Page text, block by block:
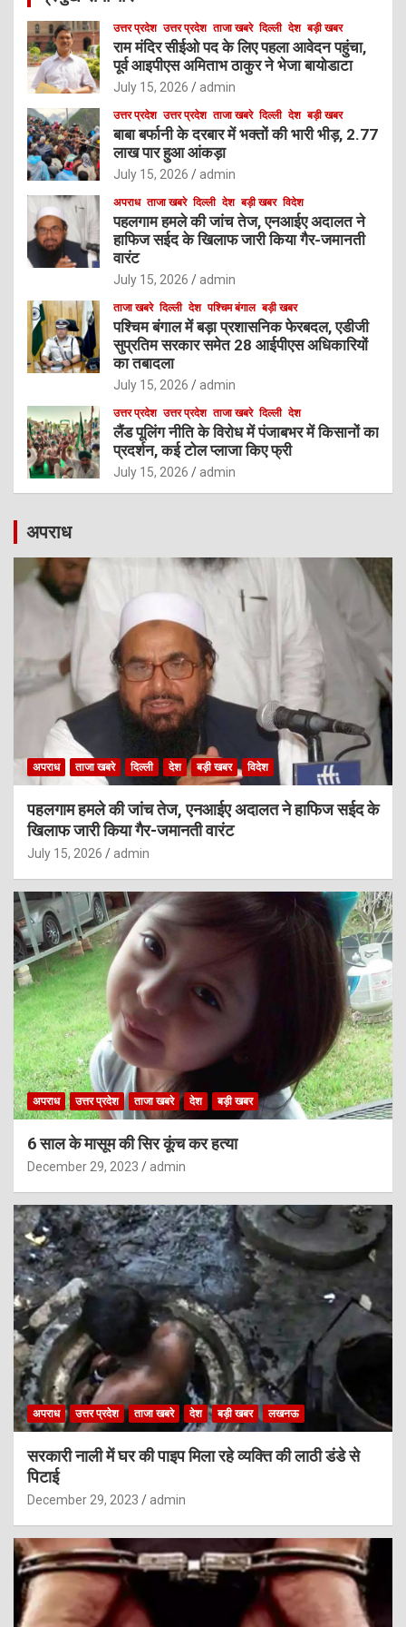
उत्तर प्रदेश उत्तर प्रदेश ताजा खबरे दिल्ली देश बड़ी खबर
राम मंदिर सीईओ पद के लिए पहला आवेदन पहुंचा,
पूर्व आइपीएस अमिताभ ठाकुर ने भेजा बायोडाटा
July 15, 2026 admin
उत्तर प्रदेश उत्तर प्रदेश ताजा खबरे दिल्ली देश बड़ी खबर
बाबा बर्फानी के दरबार में भक्तों की भारी भीड़, 2.77
लाख पार हुआ आंकड़ा
July 15, 2026 admin
अपराध ताजा खबरे दिल्ली देश बड़ी खबर विदेश
पहलगाम हमले की जांच तेज, एनआईए अदालत ने
हाफिज सईद के खिलाफ जारी किया गैर-जमानती
वारंट
July 15, 2026 admin
ताजा खबरे दिल्ली देश पश्चिम बंगाल बड़ी खबर
पश्चिम बंगाल में बड़ा प्रशासनिक फेरबदल, एडीजी
सुप्रतिम सरकार समेत 28 आईपीएस अधिकारियों
का तबादला
July 15, 2026 admin
उत्तर प्रदेश उत्तर प्रदेश ताजा खबरे दिल्ली देश
लैंड पूलिंग नीति के विरोध में पंजाबभर में किसानों का
प्रदर्शन, कई टोल प्लाजा किए फ्री
July 15, 2026 admin
अपराध
अपराध ताजा खबरे दिल्ली देश बड़ी खबर विदेश
पहलगाम हमले की जांच तेज, एनआईए अदालत ने हाफिज सईद के
खिलाफ जारी किया गैर-जमानती वारंट
July 15, 2026 admin
अपराध उत्तर प्रदेश ताजा खबरे देश बड़ी खबर
6 साल के मासूम की सिर कूंच कर हत्या
December 29, 2023 admin
अपराध उत्तर प्रदेश ताजा खबरे देश बड़ी खबर लखनऊ
सरकारी नाली में घर की पाइप मिला रहे व्यक्ति की लाठी डंडे से
पिटाई
December 29, 2023 admin